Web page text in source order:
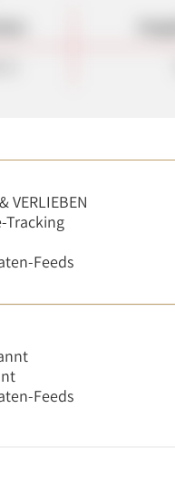
VERLIEBEN
Tracking
Feeds
Feeds